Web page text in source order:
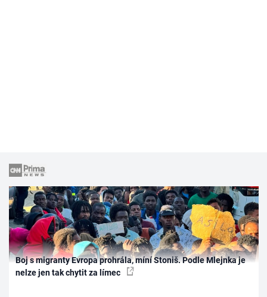
Boj s migranty Evropa prohrála, míní Stoniš. Podle Mlejnka je
nelze jen tak chytit za límec